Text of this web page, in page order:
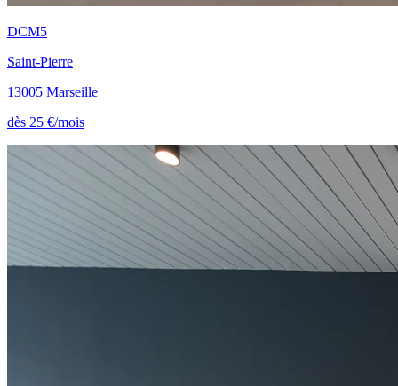
DCM5
Saint-Pierre
13005 Marseille
dès 25 €/mois